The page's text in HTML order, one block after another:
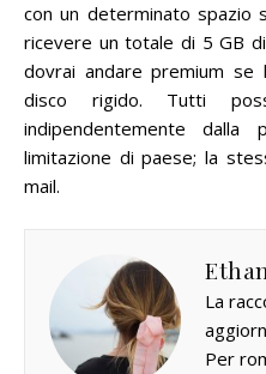
con un determinato spazio
ricevere un totale di 5 GB
dovrai andare premium se
disco rigido. Tutti
indipendentemente dalla
limitazione di paese; la
mail.
La
Per